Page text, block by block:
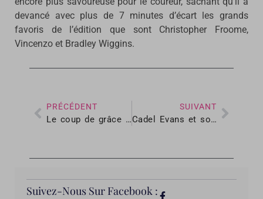
devancé avec plus de 7 minutes d’écart les grands
favoris de l’édition que sont Christopher Froome,
Vincenzo et Bradley Wiggins.
PRÉCÉDENT
Le coup de grâce de Nibali dans les Pyrénées en 2014
SUIVANT
Cadel Evans et son coup tactique de 2011
Suivez-Nous Sur Facebook :